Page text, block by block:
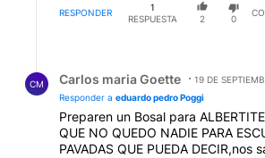
RESPONDER
1
RESPUESTA
2 0
CM Carlos maria Goette
19 DE
Responder a eduardo pedro Poggi
Preparen un Bosal para
QUE NO QUEDO NADIE PARA
PAVADAS QUE PUEDA DECIR,nos